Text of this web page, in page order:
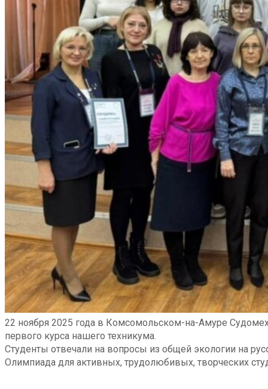
22 ноября 2025 года в Комсомольском-на-Амуре
первого курса нашего техникума.
Студенты отвечали на вопросы из общей экологии на
Олимпиада для активных, трудолюбивых, творческих